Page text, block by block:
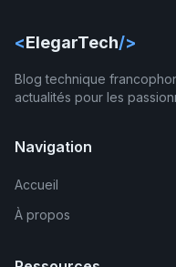
<ElegarTech/>
Blog technique
actualités pour les
Navigation
Accueil
À propos